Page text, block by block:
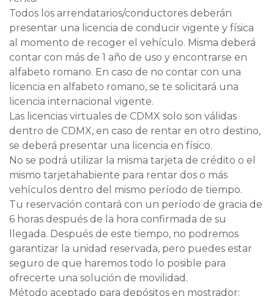
Todos los arrendatarios/conductores deberán
presentar una licencia de conducir vigente y física
al momento de recoger el vehículo. Misma deberá
contar con más de 1 año de uso y encontrarse en
alfabeto romano. En caso de no contar con una
licencia en alfabeto romano, se te solicitará una
licencia internacional vigente.
Las licencias virtuales de CDMX solo son válidas
dentro de CDMX, en caso de rentar en otro destino,
se deberá presentar una licencia en físico.
No se podrá utilizar la misma tarjeta de crédito o el
mismo tarjetahabiente para rentar dos o más
vehículos dentro del mismo período de tiempo.
Tu reservación contará con un período de gracia de
6 horas después de la hora confirmada de su
llegada. Después de este tiempo, no podremos
garantizar la unidad reservada, pero puedes estar
seguro de que haremos todo lo posible para
ofrecerte una solución de movilidad.
Método aceptado para depósitos en mostrador: